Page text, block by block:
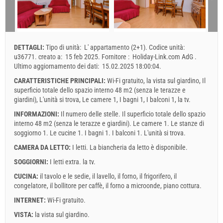
Minimo notti
4
4
Arrivo
Qualsiasi giorno Qualsiasi giorno
Il prezzo visualizzato è per l'unità per il numero definito delle
persone
Holiday-Link paga: 3 ott 2025 - 31 dic 2026 / - 10 %
ObbligatorioRegistrazione degli ospiti (01.07. - 31.08): 10 EUR (once -
per_person), Registrazione degli ospiti (01.01 - 30.06. / 01.09. -
31.12.): 5 EUR (once - per_person)
10 11 12 13 15
16
17
18 19 20 21 22
23
31
DETTAGLI: Tipo di unità: L' appartamento (2+1). Codice unità:
u36771. creato a: 15 feb 2025. Fornitore : Holiday-Link.com AdG .
Ultimo aggiornamento dei dati: 15.02.2025 18:00:04.
CARATTERISTICHE PRINCIPALI: Wi-Fi gratuito, la vista sul giardino, Il
superficio totale dello spazio interno 48 m2 (senza le terazze e
giardini), L'unità si trova, Le camere 1, I bagni 1, I balconi 1, la tv.
INFORMAZIONI: Il numero delle stelle. Il superficio totale dello spazio
interno 48 m2 (senza le terazze e giardini). Le camere 1. Le stanze di
soggiorno 1. Le cucine 1. I bagni 1. I balconi 1. L'unità si trova.
CAMERA DA LETTO: I letti. La biancheria da letto è disponibile.
SOGGIORNI: I letti extra. la tv.
CUCINA: il tavolo e le sedie, il lavello, il forno, il frigorifero, il
congelatore, il bollitore per caffè, il forno a microonde, piano cottura.
INTERNET: Wi-Fi gratuito.
VISTA: la vista sul giardino.